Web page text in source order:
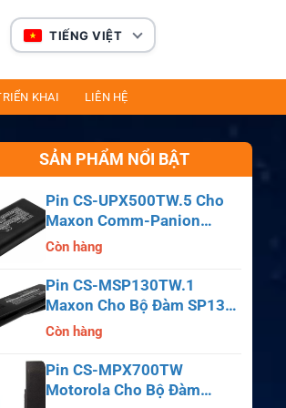
TIẾNG VIỆT
KHAI LIÊN HỆ
SẢN PHẨM NỔI BẬT
Pin CS-UPX500TW.5 Cho
Maxon Comm-Panion
CP0150, CP0511, CP0515
Còn hàng
Pin CS-MSP130TW.1
Maxon Cho Bộ Đàm SP130,
SP140, SP150, SL55
Còn hàng
Pin CS-MPX700TW
Motorola Cho Bộ Đàm